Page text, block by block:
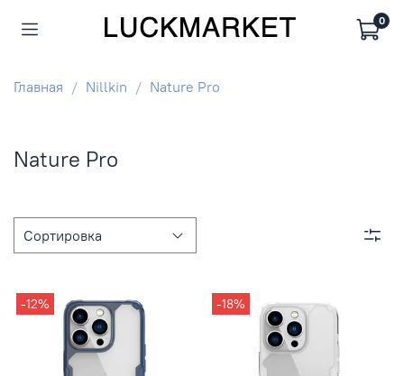
0
Главная Nillkin Nature Pro
Nature Pro
-12% -18%